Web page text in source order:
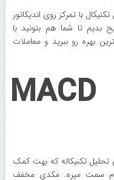
با تمرکز روی اندیکاتور
تا شما هم بتونید با
بهره رو ببرید و معاملات
اندیکاتور MACD
تحلیل تکنیکاله که بهت کمک
کدوم سمت میره. مکدی مخفف